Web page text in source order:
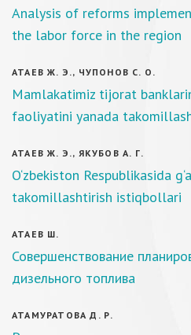
Analysis of reforms
the labor force in the region
АТАЕВ Ж. Э., ЧУПОНОВ С. О.
Mamlakatimiz tijоrat
faоliyatini yanada
АТАЕВ Ж. Э., ЯКУБОВ А. Г.
O‘zbekiston Respublikasida
takomillashtirish istiqbollari
АТАЕВ Ш.
Совершенствование
дизельного топлива
АТАМУРАТОВА Д. Р.